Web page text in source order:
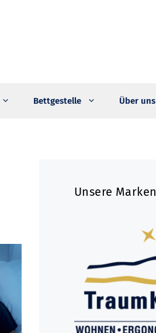
Bettgestelle Über uns
Unsere Marken